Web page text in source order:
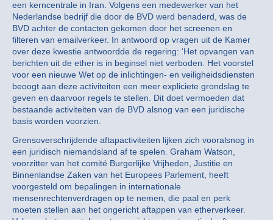
een kerncentrale in Iran. Volgens een medewerker van het
Nederlandse bedrijf die door de BVD werd benaderd, was de
BVD achter de contacten gekomen door het screenen en
filteren van emailverkeer. In antwoord op vragen uit de Kamer
over deze kwestie antwoordde de regering: ‘Het opvangen van
berichten uit de ether is in beginsel niet verboden. Het voorstel
voor een nieuwe Wet op de inlichtingen- en veiligheidsdiensten
beoogt aan deze activiteiten een meer expliciete grondslag te
geven en daarvoor regels te stellen. Dit doet vermoeden dat
bestaande activiteiten van de BVD alsnog van een juridische
basis worden voorzien.
Grensoverschrijdende aftapactiviteiten lijken zich vooralsnog in
een juridisch niemandsland af te spelen. Graham Watson,
voorzitter van het comité Burgerlijke Vrijheden, Justitie en
Binnenlandse Zaken van het Europees Parlement, heeft
voorgesteld om bepalingen in internationale
mensenrechtenverdragen op te nemen, die paal en perk
moeten stellen aan het ongericht aftappen van etherverkeer.